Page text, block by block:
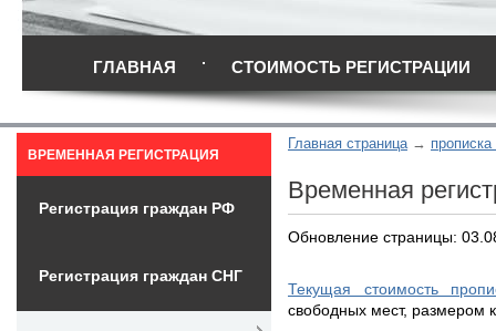
ГЛАВНАЯ СТОИМОСТЬ РЕГИСТРАЦИИ
Главная страница
Временная
Обновление страницы:
Текущая стоимость
свободных мест, размером
ВРЕМЕННАЯ РЕГИСТРАЦИЯ
Регистрация граждан РФ
Регистрация граждан СНГ